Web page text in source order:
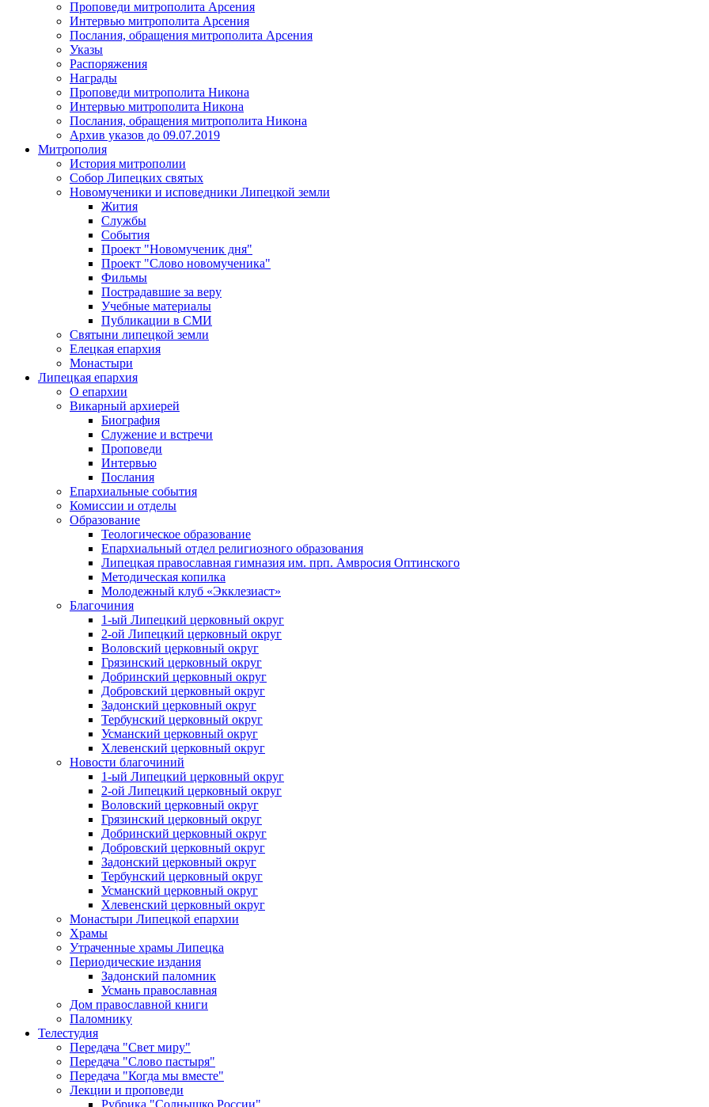
Проповеди митрополита Арсения
Интервью митрополита Арсения
Послания, обращения митрополита Арсения
Указы
Распоряжения
Награды
Проповеди митрополита Никона
Интервью митрополита Никона
Послания, обращения митрополита Никона
Архив указов до 09.07.2019
Митрополия
История митрополии
Собор Липецких святых
Новомученики и исповедники Липецкой земли
Жития
Службы
События
Проект "Новомученик дня"
Проект "Слово новомученика"
Фильмы
Пострадавшие за веру
Учебные материалы
Публикации в СМИ
Святыни липецкой земли
Елецкая епархия
Монастыри
Липецкая епархия
О епархии
Викарный архиерей
Биография
Служение и встречи
Проповеди
Интервью
Послания
Епархиальные события
Комиссии и отделы
Образование
Теологическое образование
Епархиальный отдел религиозного образования
Липецкая православная гимназия им. прп. Амвросия Оптинского
Методическая копилка
Молодежный клуб «Экклезиаст»
Благочиния
1-ый Липецкий церковный округ
2-ой Липецкий церковный округ
Воловский церковный округ
Грязинский церковный округ
Добринский церковный округ
Добровский церковный округ
Задонский церковный округ
Тербунский церковный округ
Усманский церковный округ
Хлевенский церковный округ
Новости благочиний
1-ый Липецкий церковный округ
2-ой Липецкий церковный округ
Воловский церковный округ
Грязинский церковный округ
Добринский церковный округ
Добровский церковный округ
Задонский церковный округ
Тербунский церковный округ
Усманский церковный округ
Хлевенский церковный округ
Монастыри Липецкой епархии
Храмы
Утраченные храмы Липецка
Периодические издания
Задонский паломник
Усмань православная
Дом православной книги
Паломнику
Телестудия
Передача "Свет миру"
Передача "Слово пастыря"
Передача "Когда мы вместе"
Лекции и проповеди
Рубрика "Солнышко России"